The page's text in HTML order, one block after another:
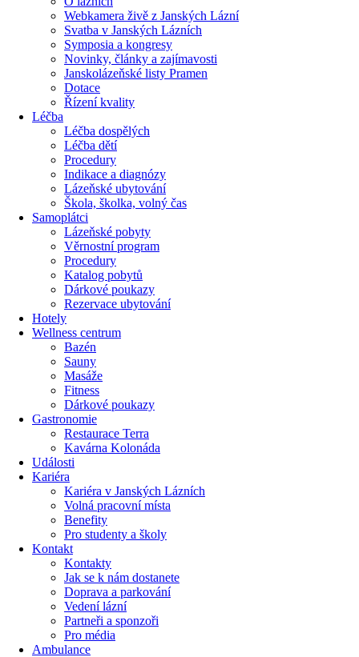
Webkamera živě z Janských Lázní
Svatba v Janských Lázních
Symposia a kongresy
Novinky, články a zajímavosti
Janskolázeňské listy Pramen
Dotace
Řízení kvality
Léčba
Léčba dospělých
Léčba dětí
Procedury
Indikace a diagnózy
Lázeňské ubytování
Škola, školka, volný čas
Samoplátci
Lázeňské pobyty
Věrnostní program
Procedury
Katalog pobytů
Dárkové poukazy​
Rezervace ubytování
Hotely
Wellness centrum
Bazén
Sauny
Masáže
Fitness
Dárkové poukazy​
Gastronomie
Restaurace Terra
Kavárna Kolonáda
Události
Kariéra
Kariéra v Janských Lázních
Volná pracovní místa
Benefity
Pro studenty a školy
Kontakt
Kontakty
Jak se k nám dostanete
Doprava a parkování
Vedení lázní
Partneři a sponzoři
Pro média
Ambulance